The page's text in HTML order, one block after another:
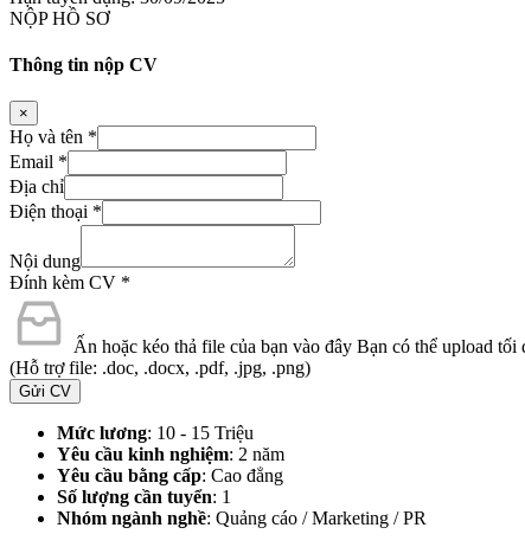
NỘP HỒ SƠ
Thông tin nộp CV
×
Họ và tên *
Email *
Địa chỉ
Điện thoại *
Nội dung
Đính kèm CV *
Ấn hoặc kéo thả file của bạn vào đây Bạn có thể upload tối
(Hỗ trợ file: .doc, .docx, .pdf, .jpg, .png)
Gửi CV
Mức lương: 10 - 15 Triệu
Yêu cầu kinh nghiệm: 2 năm
Yêu cầu bằng cấp: Cao đẳng
Số lượng cần tuyển: 1
Nhóm ngành nghề: Quảng cáo / Marketing / PR